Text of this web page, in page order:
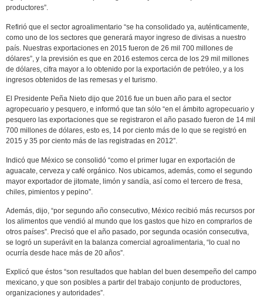
productores”.
Refirió que el sector agroalimentario “se ha consolidado ya, auténticamente,
como uno de los sectores que generará mayor ingreso de divisas a nuestro
país. Nuestras exportaciones en 2015 fueron de 26 mil 700 millones de
dólares”, y la previsión es que en 2016 estemos cerca de los 29 mil millones
de dólares, cifra mayor a lo obtenido por la exportación de petróleo, y a los
ingresos obtenidos de las remesas y el turismo.
El Presidente Peña Nieto dijo que 2016 fue un buen año para el sector
agropecuario y pesquero, e informó que tan sólo “en el ámbito agropecuario y
pesquero las exportaciones que se registraron el año pasado fueron de 14 mil
700 millones de dólares, esto es, 14 por ciento más de lo que se registró en
2015 y 35 por ciento más de las registradas en 2012”.
Indicó que México se consolidó “como el primer lugar en exportación de
aguacate, cerveza y café orgánico. Nos ubicamos, además, como el segundo
mayor exportador de jitomate, limón y sandía, así como el tercero de fresa,
chiles, pimientos y pepino”.
Además, dijo, “por segundo año consecutivo, México recibió más recursos por
los alimentos que vendió al mundo que los gastos que hizo en comprarlos de
otros países”. Precisó que el año pasado, por segunda ocasión consecutiva,
se logró un superávit en la balanza comercial agroalimentaria, “lo cual no
ocurría desde hace más de 20 años”.
Explicó que éstos “son resultados que hablan del buen desempeño del campo
mexicano, y que son posibles a partir del trabajo conjunto de productores,
organizaciones y autoridades”.